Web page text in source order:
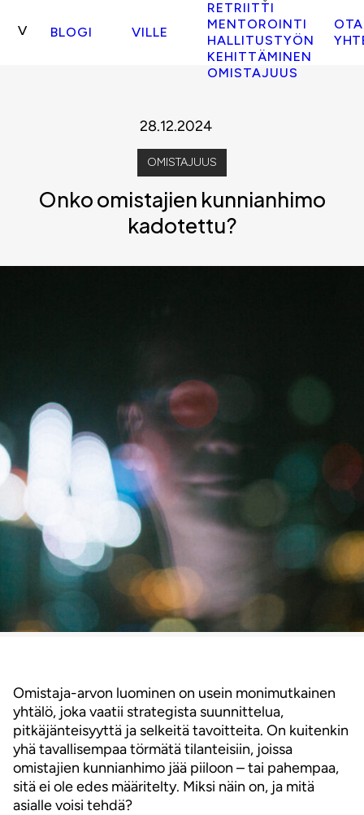
BLOGI VILLE
RETRIITTI
MENTOROINTI
HALLITUSTYÖN
KEHITTÄMINEN
OMISTAJUUS
OTA
28.12.2024
OMISTAJUUS
Onko omistajien kunnianhimo
kadotettu?
Omistaja-arvon luominen on usein monimutkainen
yhtälö, joka vaatii strategista suunnittelua,
pitkäjänteisyyttä ja selkeitä tavoitteita. On kuitenkin
yhä tavallisempaa törmätä tilanteisiin, joissa
omistajien kunnianhimo jää piiloon – tai pahempaa,
sitä ei ole edes määritelty. Miksi näin on, ja mitä
asialle voisi tehdä?